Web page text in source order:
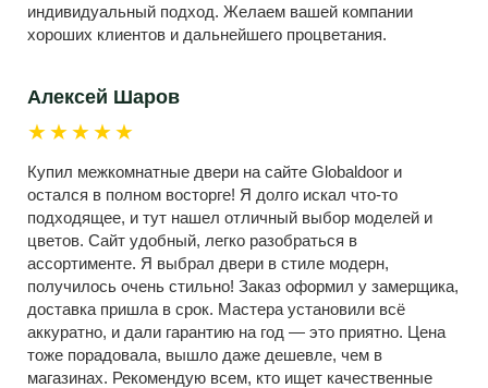
индивидуальный подход. Желаем вашей компании
хороших клиентов и дальнейшего процветания.
Алексей Шаров
★★★★★
Купил межкомнатные двери на сайте Globaldoor и
остался в полном восторге! Я долго искал что-то
подходящее, и тут нашел отличный выбор моделей и
цветов. Сайт удобный, легко разобраться в
ассортименте. Я выбрал двери в стиле модерн,
получилось очень стильно! Заказ оформил у замерщика,
доставка пришла в срок. Мастера установили всё
аккуратно, и дали гарантию на год — это приятно. Цена
тоже порадовала, вышло даже дешевле, чем в
магазинах. Рекомендую всем, кто ищет качественные